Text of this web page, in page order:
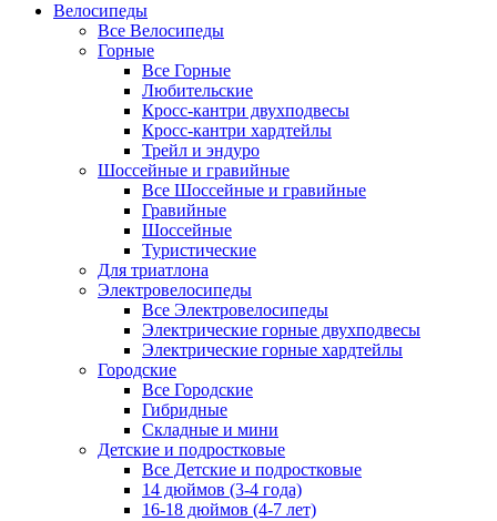
Велосипеды
Все Велосипеды
Горные
Все Горные
Любительские
Кросс-кантри двухподвесы
Кросс-кантри хардтейлы
Трейл и эндуро
Шоссейные и гравийные
Все Шоссейные и гравийные
Гравийные
Шоссейные
Туристические
Для триатлона
Электровелосипеды
Все Электровелосипеды
Электрические горные двухподвесы
Электрические горные хардтейлы
Городские
Все Городские
Гибридные
Складные и мини
Детские и подростковые
Все Детские и подростковые
14 дюймов (3-4 года)
16-18 дюймов (4-7 лет)